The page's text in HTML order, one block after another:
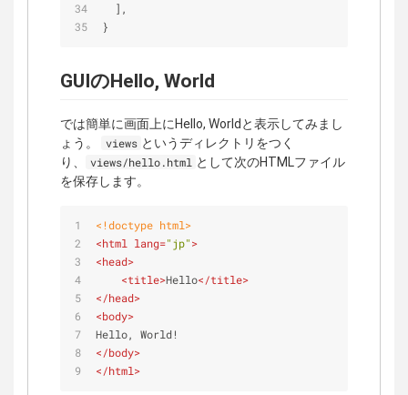
  ],
}
GUIのHello, World
では簡単に画面上にHello, Worldと表示してみまし
ょう。
views というディレクトリをつく
り、
views/hello.html として次のHTMLファイル
を保存します。
<!doctype html>
<html lang="jp">
<head>
<title>Hello</title>
</head>
<body>
Hello, World!
</body>
</html>